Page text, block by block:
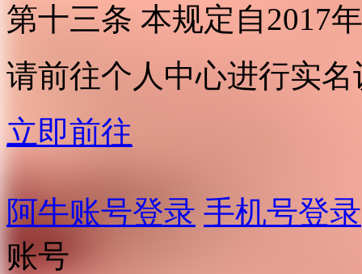
第十三条 本规定自2017
请前往个人中心进行实名
立即前往
阿牛账号登录 手机号登录
账号